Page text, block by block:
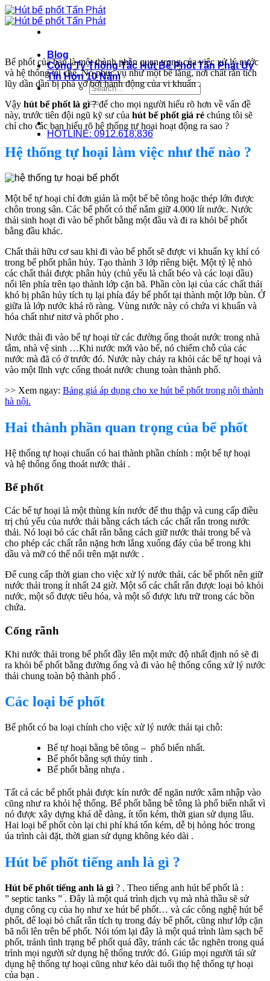
Bỏ
qua
Blog
Công Ty Thông Tắc Hút Bể Phốt Tấn Phát Uy
Tín Hơn 10 Năm
HOTLINE: 0912.618.836
Bể phốt của bạn là một thành phần quan trọng của việc xử lý nước
và hệ thống tái chế. Nó phục vụ như một bể lắng, nơi chất rắn tích
lũy dần dần bị phá vỡ bởi hành động của vi khuẩn .
Vậy hút bể phốt là gì? để cho mọi người hiểu rõ hơn về vấn đề
này, trước tiên đội ngũ kỹ sư của hút bể phốt giá rẻ chúng tôi sẽ
chỉ cho các bạn hiểu rõ hệ thống tự hoại hoạt động ra sao ?
Hệ thống tự hoại làm việc như thế nào ?
Một bể tự hoại chỉ đơn giản là một bể bê tông hoặc thép lớn được
chôn trong sân. Các bể phốt có thể nắm giữ 4.000 lít nước. Nước
thải sinh hoạt đi vào bể phốt bằng một đầu và đi ra khỏi bể phốt
bằng đầu khác.
Chất thải hữu cơ sau khi đi vào bể phốt sẽ được vi khuẩn kỵ khí có
trong bể phốt phân hủy. Tạo thành 3 lớp riêng biệt. Một tỷ lệ nhỏ
các chất thải được phân hủy (chủ yếu là chất béo và các loại dầu)
nổi lên phía trên tạo thành lớp cặn bã. Phần còn lại của các chất thải
khó bị phân hủy tích tụ lại phía đáy bể phốt tại thành một lớp bùn. Ở
giữa là lớp nước khá rõ ràng. Vùng nước này có chứa vi khuẩn và
hóa chất như nitơ và phốt pho .
Nước thải đi vào bể tự hoại từ các đường ống thoát nước trong nhà
tắm, nhà vệ sinh …Khi nước mới vào bể, nó chiếm chỗ của các
nước mà đã có ở trước đó. Nước này chảy ra khỏi các bể tự hoại và
vào một lĩnh vực cống thoát nước chung toàn thành phố.
>> Xem ngay: Bảng giá áp dụng cho xe hút bể phốt trong nội thành
hà nội.
Hai thành phần quan trọng của bể phốt
Hệ thống tự hoại chuẩn có hai thành phần chính : một bể tự hoại
và hệ thống ống thoát nước thải .
Bể phốt
Các bể tự hoại là một thùng kín nước để thu thập và cung cấp điều
trị chủ yếu của nước thải bằng cách tách các chất rắn trong nước
thải. Nó loại bỏ các chất rắn bằng cách giữ nước thải trong bể và
cho phép các chất rắn nặng hơn lắng xuống đáy của bể trong khi
dầu và mỡ có thể nổi trên mặt nước .
Để cung cấp thời gian cho việc xử lý nước thải, các bể phốt nên giữ
nước thải trong ít nhất 24 giờ. Một số các chất rắn được loại bỏ khỏi
nước, một số được tiêu hóa, và một số được lưu trữ trong các bồn
chứa.
Cống rãnh
Khi nước thải trong bể phốt đầy lên một mức độ nhất định nó sẽ đi
ra khỏi bể phốt bằng đường ống và đi vào hệ thống cống xử lý nước
thải chung toàn bộ thành phố .
Các loại bể phốt
Bể phốt có ba loại chính cho việc xử lý nước thải tại chỗ:
Bể tự hoại bằng bê tông – phổ biến nhất.
Bể phốt bằng sợi thủy tinh .
Bể phốt bằng nhựa .
Tất cả các bể phốt phải được kín nước để ngăn nước xâm nhập vào
cũng như ra khỏi hệ thống. Bể phốt bằng bê tông là phổ biến nhất vì
nó được xây dựng khá dễ dàng, ít tốn kém, thời gian sử dụng lâu.
Hai loại bể phốt còn lại chi phí khá tốn kém, dễ bị hỏng hóc trong
úa trình cài đặt, thời gian sử dụng không kéo dài .
Hút bể phốt tiếng anh là gì ?
Hút bể phốt tiếng anh là gì ? . Theo tiếng anh hút bể phốt là :
” septic tanks ” . Đây là một quá trình dịch vụ mà nhà thầu sẽ sử
dụng công cụ của họ như xe hút bể phốt… và các công nghệ hút bể
phốt, để loại bỏ chất rắn tích tụ trong đáy bể phốt, cũng như lớp cặn
bã nổi lên trên bể phốt. Nói tóm lại đây là một quá trình làm sạch bể
phốt, tránh tình trạng bể phốt quá đầy, tránh các tắc nghẽn trong quá
trình mọi người sử dụng hệ thống trước đó. Giúp mọi người tái sử
dụng hệ thống tự hoại cũng như kéo dài tuổi thọ hệ thống tự hoại
của bạn .